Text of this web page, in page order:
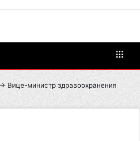
→ Вице-министр здравоохранения